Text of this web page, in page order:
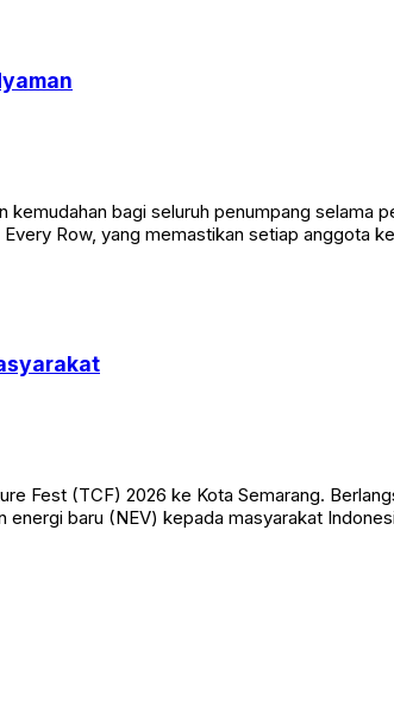
bagi seluruh penumpang selama
Row, yang memastikan setiap anggota
Fest (TCF) 2026 ke Kota Semarang.
baru (NEV) kepada masyarakat